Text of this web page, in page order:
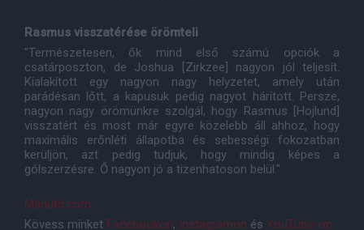
Rasmus visszatérése örömteli
"Természetesen, ők mind első számú opciók a
csatárposzton, de Joshua [Zirkzee] nagyon jól teljesít.
Kialakított egy nagyon nagy helyzetet, amely után
parádésan lőtt, a kapusuk pedig nagyot hárított. Persze,
nagyon nagy örömünkre szolgál, hogy Rasmus [Hojlund]
visszatért és most már egyre közelebb áll ahhoz, hogy
maximális erőnléti állapotba és sebességi fokozatban
kerüljön, azt pedig tudjuk, hogy mindig képes a
gólszerzésre. Ő nagyon jó a tizenhatoson belül."
Manutd.com
Kövess minket Facebookon, Instagramon és YouTube-on